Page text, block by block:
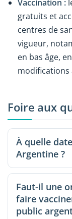
Vaccination :
gratuits et
centres de
vigueur,
en bas âge,
modifications
Foire aux
À quelle
Argentine ?
Il n'existe pas
chaque
fixent leurs
généralement
Faut-il une
faire
public